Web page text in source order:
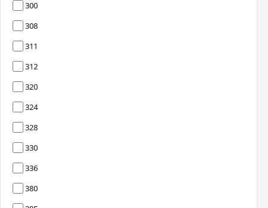
300
308
311
312
320
324
328
330
336
380